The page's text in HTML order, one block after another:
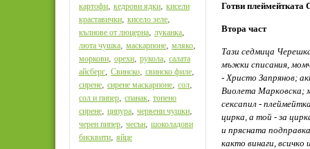
Готви плеймейтката
Втора част
Тази седмица
мъжки списания,
- Христо Запрянов;
Виолета Марковска;
сексапил -
цирка, а той - за
и прясната
както винаги, всичко
картофи, кедрови ядки, кисели
краставички, кисело зеле,
кълнове от люцерна, луканка,
люта чушка, маскарпоне, мляко,
моркови, орехи, рукола, салата
айсберг, Свинско, свинско филе,
сирене, сирене маскарпоне, сол,
сол и пипер, спанак, топено
сирене, ципура, червени чушки,
черен пипер, чесън, шоколадови
бисквити, яйце